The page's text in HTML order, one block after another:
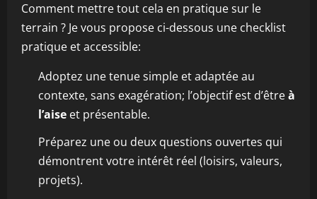
Comment mettre tout cela en pratique sur le
terrain ? Je vous propose ci-dessous une checklist
pratique et accessible:
Adoptez une tenue simple et adaptée au
contexte, sans exagération; l’objectif est d’êtreà
l’aise et présentable.
Préparez une ou deux questions ouvertes qui
démontrent votre intérêt réel (loisirs, valeurs,
projets).